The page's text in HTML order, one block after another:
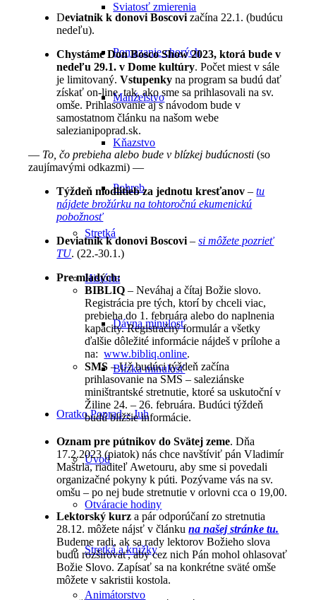
Sviatosť zmierenia
Pomazanie chorých
Manželstvo
Kňazstvo
Pohreb
Stretká
História
Dávna minulosť
Blízka minulosť
Oratko Poprad – Juh
Úvod
Otváracie hodiny
Stretká a krúžky
Animátorstvo
Deviatnik k donovi Boscovi začína 22.1. (budúcu
nedeľu).
Chystáme Don Bosco Show 2023, ktorá bude v
nedeľu 29.1. v Dome kultúry. Počet miest v sále
je limitovaný.Vstupenky na program sa budú dať
získať on-line, tak, ako sme sa prihlasovali na sv.
omše. Prihlasovanie aj s návodom bude v
samostatnom článku na našom webe
salezianipoprad.sk.
— To, čo prebieha alebo bude v blízkej budúcnosti (so
zaujímavými odkazmi) —
Týždeň modlitieb za jednotu kresťanov –tu
nájdete brožúrku na tohtoročnú ekumenickú
pobožnosť
Deviatnik k donovi Boscovi –si môžete pozrieť
TU. (22.-30.1.)
Pre mladých:
BIBLIQ – Neváhaj a čítaj Božie slovo.
Registrácia pre tých, ktorí by chceli viac,
prebieha do 1. februára alebo do naplnenia
kapacity. Registračný formulár a všetky
ďalšie dôležité informácie nájdeš v prílohe a
na:www.bibliq.online.
SMS – Už budúci týždeň začína
prihlasovanie na SMS – saleziánske
miništrantské stretnutie, ktoré sa uskutoční v
Žiline 24. – 26. februára. Budúci týždeň
budú bližšie informácie.
Oznam pre pútnikov do Svätej zeme. Dňa
17.2.2023 (piatok) nás chce navštíviť pán Vladimír
Maštrla, riaditeľ Awetouru, aby sme si povedali
organizačné pokyny k púti. Pozývame vás na sv.
omšu – po nej bude stretnutie v orlovni cca o 19,00.
Lektorský kurz a pár odporúčaní zo stretnutia
28.12. môžete nájsť v článkuna našej stránke tu.
Budeme radi, ak sa rady lektorov Božieho slova
budú rozširovať, aby cez nich Pán mohol ohlasovať
Božie Slovo. Zapísať sa na konkrétne sväté omše
môžete v sakristii kostola.